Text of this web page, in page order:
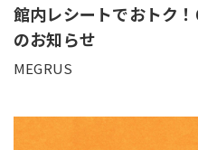
館内レシートでおトク
のお知らせ
MEGRUS